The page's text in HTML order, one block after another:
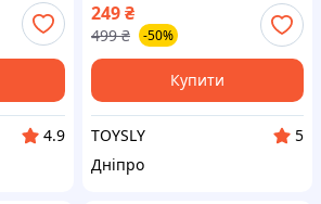
4.9
автоматичний відкривач
пляшок
249₴
499 ₴ -50%
Купити
TOYSLY
5
Дніпро